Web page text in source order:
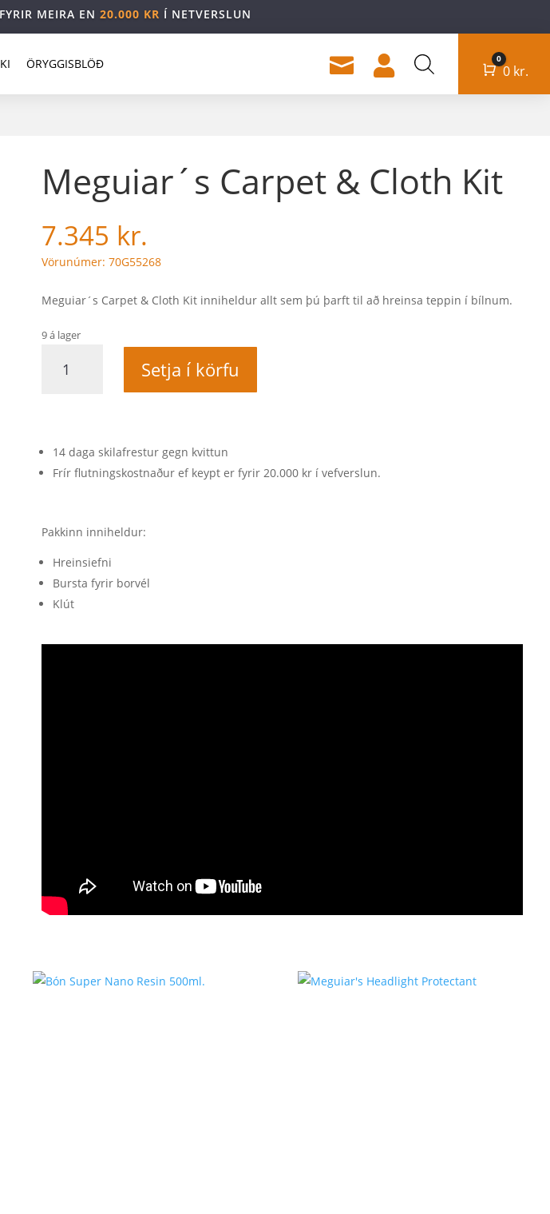
MEIRA EN20.000 KR Í NETVERSLUN
ÖRYGGISBLÖÐ   Cart
0
0 kr.
Meguiar´s Carpet & Cloth Kit
7.345 kr.
Vörunúmer: 70G55268
Meguiar´s Carpet & Cloth Kit inniheldur allt sem þú þarft til að hreinsa teppin í bílnum.
9 á lager
Kit
quantity
Setja í körfu
14 daga skilafrestur gegn kvittun
Frír flutningskostnaður ef keypt er fyrir 20.000 kr í vefverslun.
Pakkinn inniheldur:
Hreinsiefni
Bursta fyrir borvél
Klút